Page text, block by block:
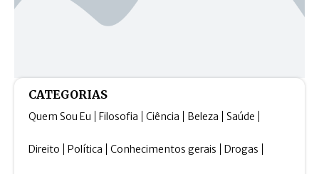
CATEGORIAS
Quem Sou Eu Filosofia Ciência Beleza Saúde
Direito Política Conhecimentos gerais Drogas